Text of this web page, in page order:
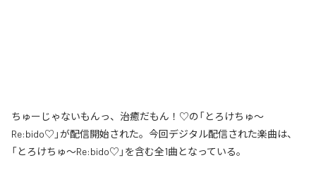
ちゅーじゃないもんっ、治癒だもん！♡の「とろけちゅ〜
Re:bido♡」が配信開始された。今回デジタル配信された楽曲は、
「とろけちゅ〜Re:bido♡」を含む全1曲となっている。